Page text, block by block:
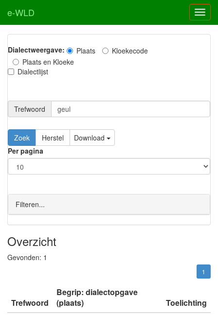
e-WLD
Dialectweergave: Plaats
Kloekecode
Plaats en Kloeke
Dialectlijst
Trefwoord
Download
Per pagina
Filteren...
Overzicht
Gevonden: 1
1
Trefwoord
Begrip: dialectopgave
(plaats)
Toelichting